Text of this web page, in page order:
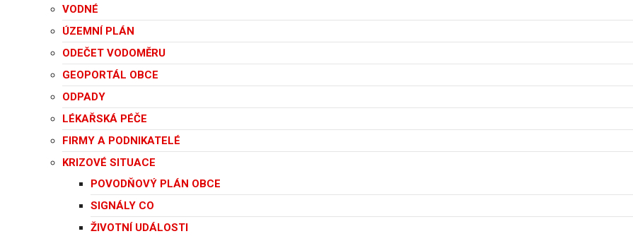
VODNÉ
ÚZEMNÍ PLÁN
ODEČET VODOMĚRU
GEOPORTÁL OBCE
ODPADY
LÉKAŘSKÁ PÉČE
FIRMY A PODNIKATELÉ
KRIZOVÉ SITUACE
POVODŇOVÝ PLÁN OBCE
SIGNÁLY CO
ŽIVOTNÍ UDÁLOSTI